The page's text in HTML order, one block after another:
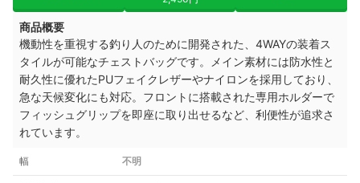
商品概要
機動性を重視する釣り人のために開発された、4WAYの装着ス
タイルが可能なチェストバッグです。メイン素材には防水性と
耐久性に優れたPUフェイクレザーやナイロンを採用しており、
急な天候変化にも対応。フロントに搭載された専用ホルダーで
フィッシュグリップを即座に取り出せるなど、利便性が追求さ
れています。
幅 不明